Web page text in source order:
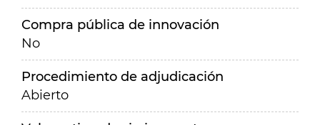
Compra pública de innovación
No
Procedimiento de adjudicación
Abierto